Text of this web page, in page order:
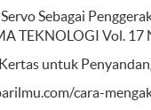
Sebagai
TEKNOLOGI Vol.
untuk
cara-